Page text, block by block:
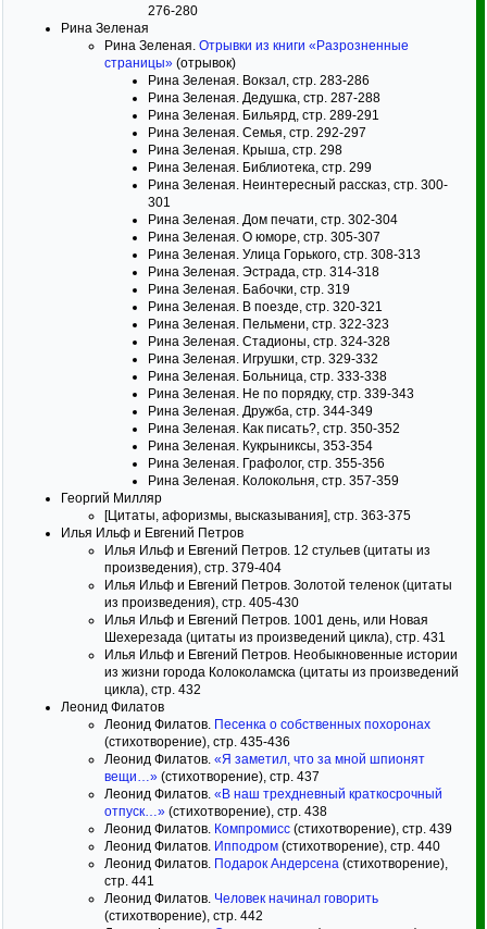
276-280
Рина Зеленая
Рина Зеленая. Отрывки из книги «Разрозненные
страницы» (отрывок)
Рина Зеленая. Вокзал, стр. 283-286
Рина Зеленая. Дедушка, стр. 287-288
Рина Зеленая. Бильярд, стр. 289-291
Рина Зеленая. Семья, стр. 292-297
Рина Зеленая. Крыша, стр. 298
Рина Зеленая. Библиотека, стр. 299
Рина Зеленая. Неинтересный рассказ, стр. 300-
301
Рина Зеленая. Дом печати, стр. 302-304
Рина Зеленая. О юморе, стр. 305-307
Рина Зеленая. Улица Горького, стр. 308-313
Рина Зеленая. Эстрада, стр. 314-318
Рина Зеленая. Бабочки, стр. 319
Рина Зеленая. В поезде, стр. 320-321
Рина Зеленая. Пельмени, стр. 322-323
Рина Зеленая. Стадионы, стр. 324-328
Рина Зеленая. Игрушки, стр. 329-332
Рина Зеленая. Больница, стр. 333-338
Рина Зеленая. Не по порядку, стр. 339-343
Рина Зеленая. Дружба, стр. 344-349
Рина Зеленая. Как писать?, стр. 350-352
Рина Зеленая. Кукрыниксы, 353-354
Рина Зеленая. Графолог, стр. 355-356
Рина Зеленая. Колокольня, стр. 357-359
Георгий Милляр
[Цитаты, афоризмы, высказывания], стр. 363-375
Илья Ильф и Евгений Петров
Илья Ильф и Евгений Петров. 12 стульев (цитаты из
произведения), стр. 379-404
Илья Ильф и Евгений Петров. Золотой теленок (цитаты
из произведения), стр. 405-430
Илья Ильф и Евгений Петров. 1001 день, или Новая
Шехерезада (цитаты из произведений цикла), стр. 431
Илья Ильф и Евгений Петров. Необыкновенные истории
из жизни города Колоколамска (цитаты из произведений
цикла), стр. 432
Леонид Филатов
Леонид Филатов. Песенка о собственных похоронах
(стихотворение), стр. 435-436
Леонид Филатов. «Я заметил, что за мной шпионят
вещи…» (стихотворение), стр. 437
Леонид Филатов. «В наш трехдневный краткосрочный
отпуск…» (стихотворение), стр. 438
Леонид Филатов. Компромисс (стихотворение), стр. 439
Леонид Филатов. Ипподром (стихотворение), стр. 440
Леонид Филатов. Подарок Андерсена (стихотворение),
стр. 441
Леонид Филатов. Человек начинал говорить
(стихотворение), стр. 442